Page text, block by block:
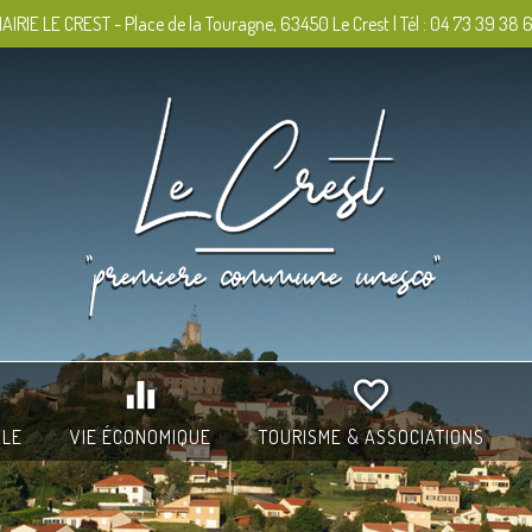
LE CREST - Place de la Touragne, 63450 Le Crest | Tél : 04 73 39 38
VIE ÉCONOMIQUE TOURISME & ASSOCIATIONS